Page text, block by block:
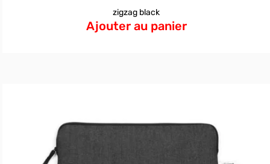
zigzag black
Ajouter au panier